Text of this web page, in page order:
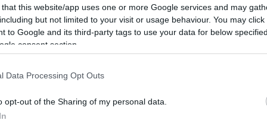
that this website/app uses one or more Google services and may
but not limited to your visit or usage behaviour. You may
to Google and its third-party tags to use your data for below
consent section.
Data Processing Opt Outs
opt-out of the Sharing of my personal data.
arról is mesélt, hogy mi történt vele, amióta
őt a magyar nézők:
is dolgozom világszerte több
Israel’s Got Talentben, és jövőre
verzióban is az leszek. Jaffa